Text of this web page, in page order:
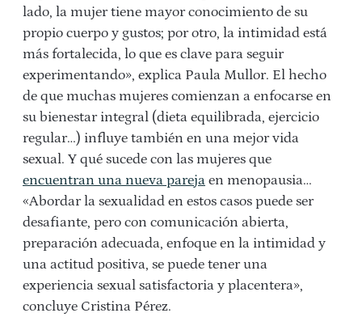
lado, la mujer tiene mayor conocimiento de su
propio cuerpo y gustos; por otro, la intimidad está
más fortalecida, lo que es clave para seguir
experimentando», explica Paula Mullor. El hecho
de que muchas mujeres comienzan a enfocarse en
su bienestar integral (dieta equilibrada, ejercicio
regular…) influye también en una mejor vida
sexual. Y qué sucede con las mujeres que
encuentran una nueva pareja en menopausia…
«Abordar la sexualidad en estos casos puede ser
desafiante, pero con comunicación abierta,
preparación adecuada, enfoque en la intimidad y
una actitud positiva, se puede tener una
experiencia sexual satisfactoria y placentera»,
concluye Cristina Pérez.